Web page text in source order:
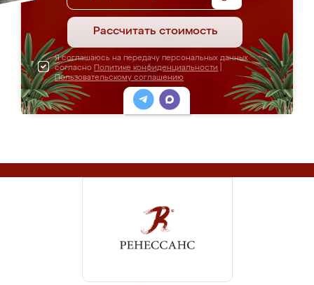
Рассчитать стоимость
Я соглашаюсь на передачу персональных данных
согласно Политике конфиденциальности
Пользовательскому соглашению